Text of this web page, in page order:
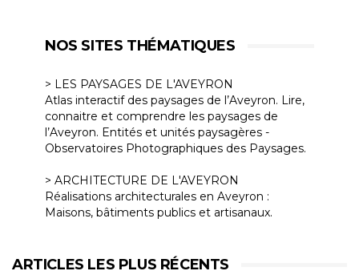
NOS SITES THÉMATIQUES
> LES PAYSAGES DE L'AVEYRON
Atlas interactif des paysages de l’Aveyron. Lire,
connaitre et comprendre les paysages de
l’Aveyron. Entités et unités paysagères -
Observatoires Photographiques des Paysages.
> ARCHITECTURE DE L'AVEYRON
Réalisations architecturales en Aveyron :
Maisons, bâtiments publics et artisanaux.
ARTICLES LES PLUS RÉCENTS